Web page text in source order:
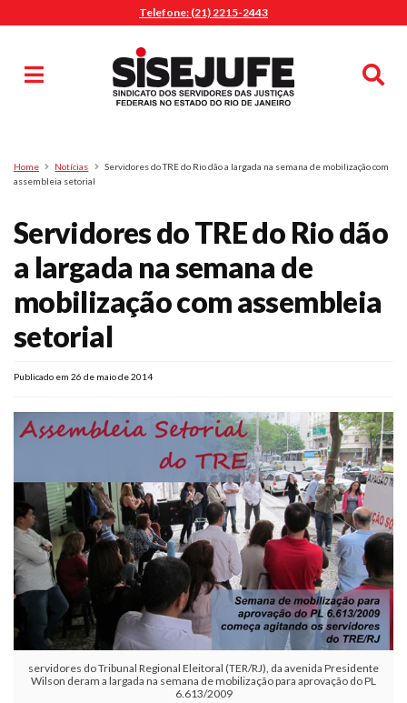
Telefone: (21) 2215-2443
Pesquisa
Home Notícias
Servidores do TRE do Rio dão a largada na semana de mobilização com
assembleia setorial
Servidores do TRE do Rio dão
a largada na semana de
mobilização com assembleia
setorial
Publicado em 26 de maio de 2014
servidores do Tribunal Regional Eleitoral (TER/RJ), da avenida Presidente
Wilson deram a largada na semana de mobilização para aprovação do PL
6.613/2009
MENU
Sindicalize-se
Jurídico
O Sindicato
Agenda
Casa do Alto
Sede Campestre
Nossos Convênios
Gympass Wellhub
Plano de Saúde
Pós-graduação
FacebookInstagramTwitter Youtube TikTok Whatsapp